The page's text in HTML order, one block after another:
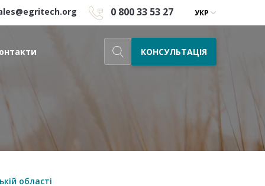
0 800 33 53 27 УКР
КОНСУЛЬТАЦІЯ
області